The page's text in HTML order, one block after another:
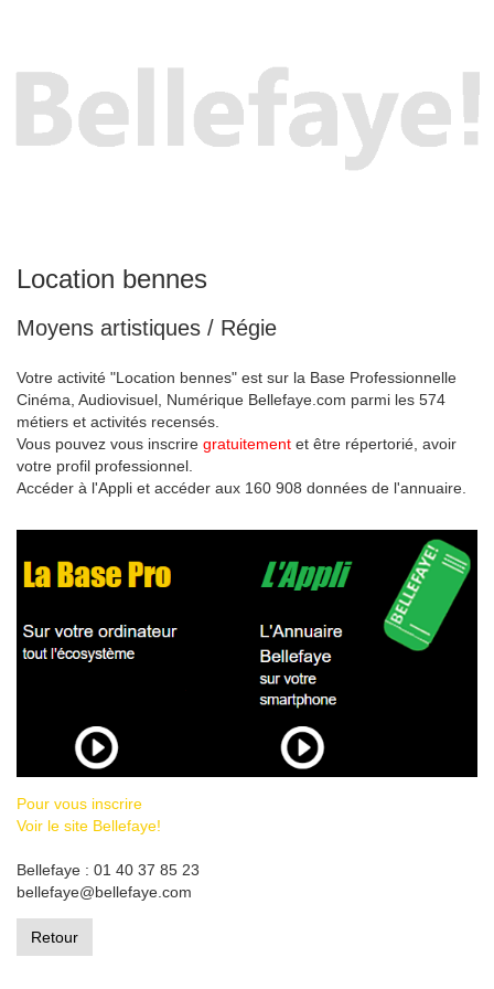
Location bennes
Moyens artistiques / Régie
Votre activité "Location bennes" est sur la Base Professionnelle
Cinéma, Audiovisuel, Numérique Bellefaye.com parmi les 574
métiers et activités recensés.
Vous pouvez vous inscrire gratuitement et être répertorié, avoir
votre profil professionnel.
Accéder à l'Appli et accéder aux 160 908 données de l'annuaire.
Pour vous inscrire
Voir le site Bellefaye!
Bellefaye : 01 40 37 85 23
bellefaye@bellefaye.com
Retour